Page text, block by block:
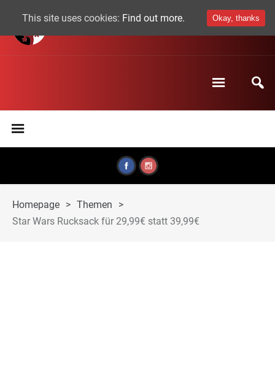
Homepage > Themen
>
Star Wars Rucksack für 29,99€ statt 39,99€
This site uses cookies: Find out more. Okay, thanks